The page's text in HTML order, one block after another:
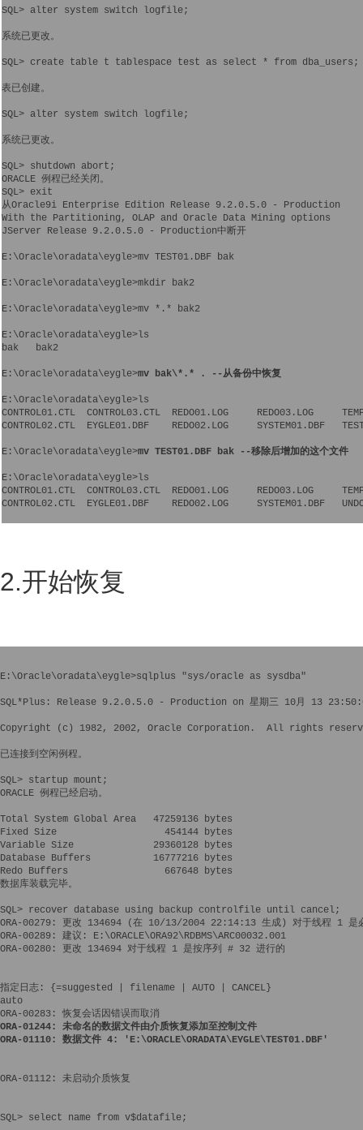
SQL> alter system switch logfile;
系统已更改。
SQL> create table t tablespace test as select * from dba_users;
表已创建。
SQL> alter system switch logfile;
系统已更改。
SQL> shutdown abort;
ORACLE 例程已经关闭。
SQL> exit
从Oracle9i Enterprise Edition Release 9.2.0.5.0 - Production
With the Partitioning, OLAP and Oracle Data Mining options
JServer Release 9.2.0.5.0 - Production中断开
E:\Oracle\oradata\eygle>mv TEST01.DBF bak
E:\Oracle\oradata\eygle>mkdir bak2
E:\Oracle\oradata\eygle>mv *.* bak2
E:\Oracle\oradata\eygle>ls
bak   bak2
E:\Oracle\oradata\eygle>mv bak\*.* . --从备份中恢复
E:\Oracle\oradata\eygle>ls
CONTROL01.CTL  CONTROL03.CTL  REDO01.LOG     REDO03.LOG
CONTROL02.CTL  EYGLE01.DBF    REDO02.LOG
E:\Oracle\oradata\eygle>mv TEST01.DBF bak --移除后增加的这个文件
E:\Oracle\oradata\eygle>ls
CONTROL01.CTL  CONTROL03.CTL  REDO01.LOG
CONTROL02.CTL  EYGLE01.DBF    REDO02.LOG     SYSTEM01.DBF
2.开始恢复
E:\Oracle\oradata\eygle>sqlplus "sys/oracle as sysdba"
SQL*Plus: Release 9.2.0.5.0 - Production on 星期三 10月 13
Copyright (c) 1982, 2002, Oracle Corporation.  All rights
已连接到空闲例程。
SQL> startup mount;
ORACLE 例程已经启动。
Total System Global Area   47259136 bytes
Fixed Size                   454144 bytes
Variable Size              29360128 bytes
Database Buffers           16777216 bytes
Redo Buffers                 667648 bytes
数据库装载完毕。
SQL> recover database using backup controlfile until cancel;
ORA-00279: 更改 134694 (在 10/13/2004 22:14:13 生成) 对于线程 1 是
ORA-00289: 建议: E:\ORACLE\ORA92\RDBMS\ARC00032.001
ORA-00280: 更改 134694 对于线程 1 是按序列 # 32 进行的
指定日志: {=suggested | filename | AUTO | CANCEL}
auto
ORA-01244: 未命名的数据文件由介质恢复添加至控制文件
ORA-01110: 数据文件 4: 'E:\ORACLE\ORADATA\EYGLE\TEST01.DBF'
ORA-01112: 未启动介质恢复
SQL> select name from v$datafile;